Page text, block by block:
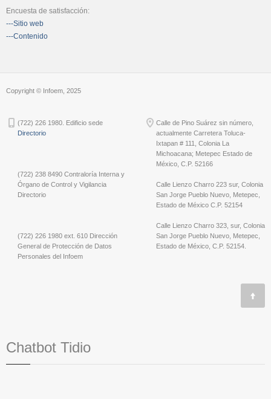
Encuesta de satisfacción:
---Sitio web
---Contenido
Copyright © Infoem, 2025
(722) 226 1980. Edificio sede
Directorio
(722) 238 8490 Contraloría Interna y
Órgano de Control y Vigilancia
Directorio
(722) 226 1980 ext. 610 Dirección
General de Protección de Datos
Personales del Infoem
Calle de Pino Suárez sin número,
actualmente Carretera Toluca-
Ixtapan # 111, Colonia La
Michoacana; Metepec Estado de
México, C.P. 52166
Calle Lienzo Charro 223 sur, Colonia
San Jorge Pueblo Nuevo, Metepec,
Estado de México C.P. 52154
Calle Lienzo Charro 323, sur, Colonia
San Jorge Pueblo Nuevo, Metepec,
Estado de México, C.P. 52154.
Chatbot Tidio